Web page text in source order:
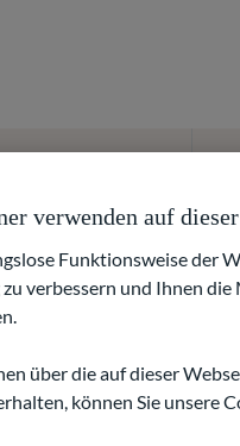
verwenden auf
Funktionsweise der
verbessern und Ihnen
über die auf dieser
können Sie unsere